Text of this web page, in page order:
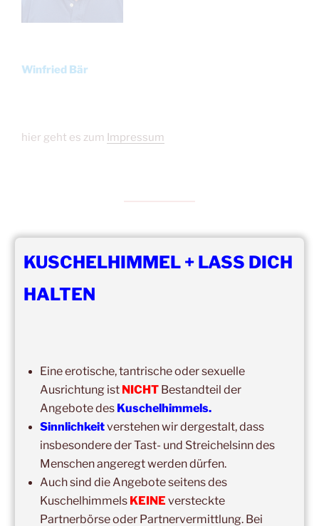
Winfried Bär
hier geht es zum Impressum
NEWSLETTER-ANMELDUNG
Email
Ich bin
Erlaubst du die zweckgebundene Speicherung und
Verarbeitung deiner Daten gemäß DS-GVO?
KUSCHELHIMMEL + LASS DICH
HALTEN
Eine erotische, tantrische oder sexuelle
Ausrichtung ist NICHTBestandteil der
Angebote des Kuschelhimmels.
Sinnlichkeitverstehen wir dergestalt, dass
insbesondere der Tast- und Streichelsinn des
Menschen angeregt werden dürfen.
Auch sind die Angebote seitens des
Kuschelhimmels KEINE versteckte
Partnerbörse oder Partnervermittlung. Bei